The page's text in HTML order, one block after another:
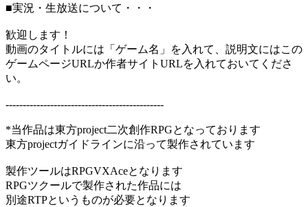
■実況・生放送について・・・
歓迎します！
動画のタイトルには「ゲーム名」を入れて、説明文にはこの
ゲームページURLか作者サイトURLを入れておいてくださ
い。
----------------------------------------------
*当作品は東方project二次創作RPGとなっております
東方projectガイドラインに沿って製作されています
製作ツールはRPGVXAceとなります
RPGツクールで製作された作品には
別途RTPというものが必要となります